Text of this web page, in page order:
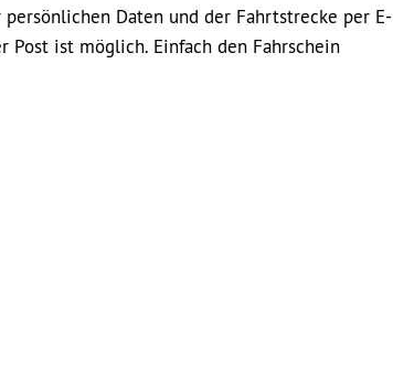
Daten und der Fahrtstrecke per E-
Post ist möglich. Einfach den Fahrschein